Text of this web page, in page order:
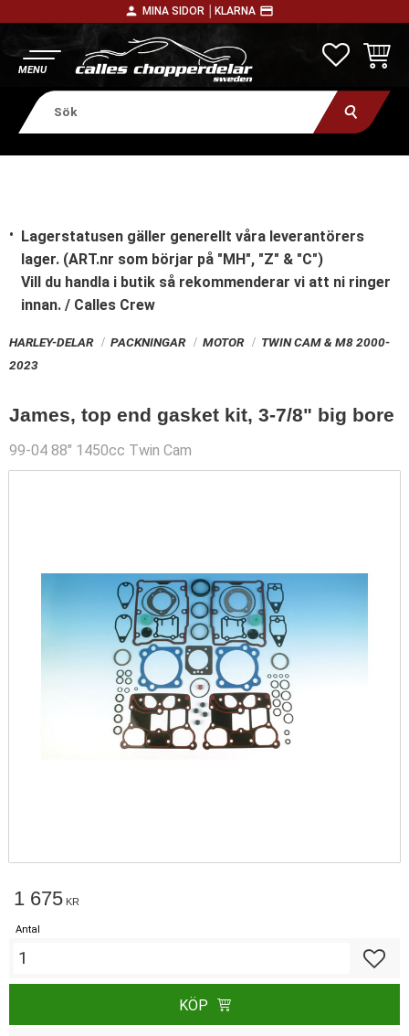
person MINA SIDOR │ KLARNA payment
Lagerstatusen gäller generellt våra leverantörers
lager. (ART.nr som börjar på "MH", "Z" & "C")
Vill du handla i butik så rekommenderar vi att ni ringer
innan. / Calles Crew
HARLEY-DELAR PACKNINGAR MOTOR
TWIN CAM & M8 2000-
2023
James, top end gasket kit, 3-7/8" big bore
99-04 88" 1450cc Twin Cam
1 675 KR
Antal
KÖP